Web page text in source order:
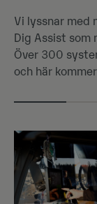
Vi lyssnar med
Dig Assist som
Över 300
och här